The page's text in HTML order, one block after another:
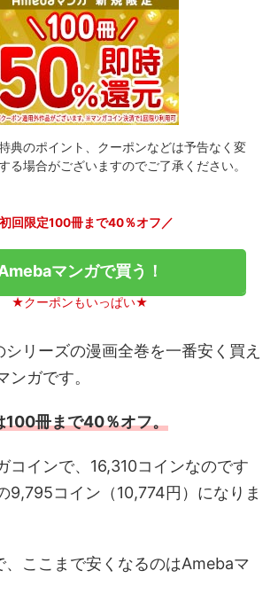
典のポイント、クーポンなどは予告なく変
る場合がございますのでご了承ください。
回限定100冊まで40％オフ／
マンガで買う！
★クーポンもいっぱい★
シリーズの漫画全巻を一番安く買え
ンガです。
100冊まで40％オフ。
コインで、16,310コインなのです
9,795コイン（10,774円）になりま
、ここまで安くなるのはAmebaマ